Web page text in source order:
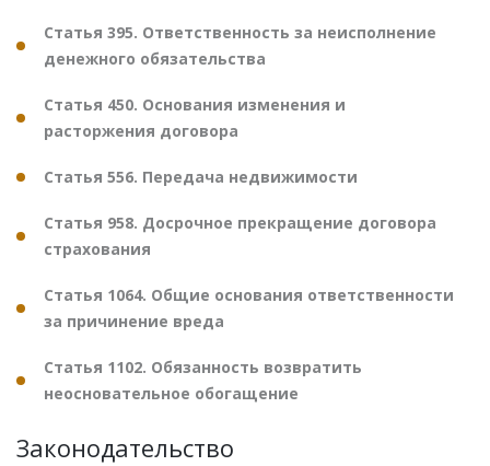
Статья 395. Ответственность за неисполнение
денежного обязательства
Статья 450. Основания изменения и
расторжения договора
Статья 556. Передача недвижимости
Статья 958. Досрочное прекращение договора
страхования
Статья 1064. Общие основания ответственности
за причинение вреда
Статья 1102. Обязанность возвратить
неосновательное обогащение
Законодательство